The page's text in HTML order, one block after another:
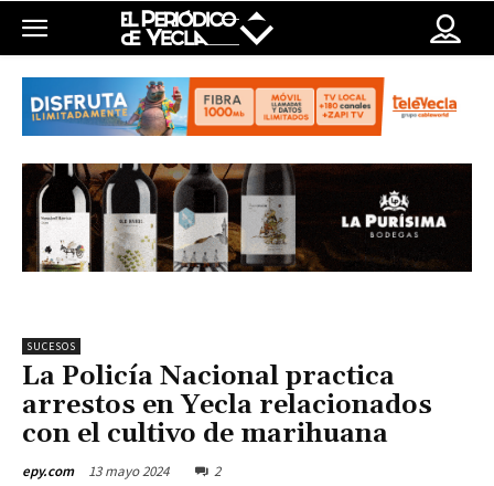
SUCESOS
La Policía Nacional practica
arrestos en Yecla relacionados
con el cultivo de marihuana
epy.com 13 mayo 2024 2